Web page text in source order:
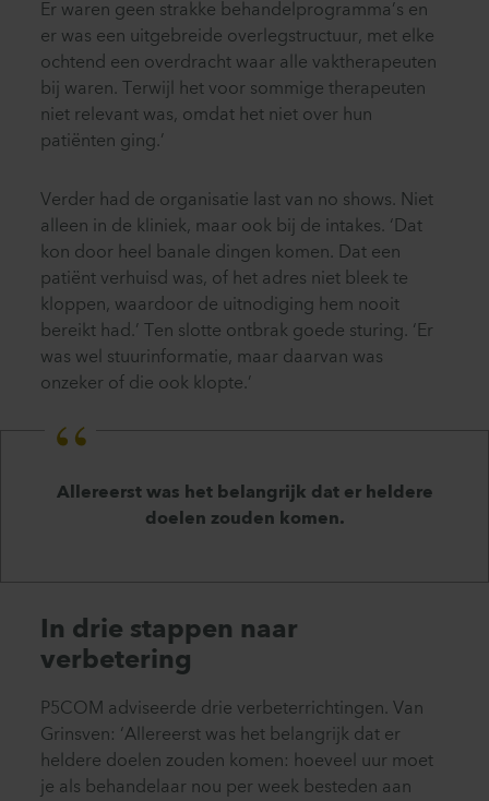
Er waren geen strakke behandelprogramma’s en
er was een uitgebreide overlegstructuur, met elke
ochtend een overdracht waar alle vaktherapeuten
bij waren. Terwijl het voor sommige therapeuten
niet relevant was, omdat het niet over hun
patiënten ging.’
Verder had de organisatie last van no shows. Niet
alleen in de kliniek, maar ook bij de intakes. ‘Dat
kon door heel banale dingen komen. Dat een
patiënt verhuisd was, of het adres niet bleek te
kloppen, waardoor de uitnodiging hem nooit
bereikt had.’ Ten slotte ontbrak goede sturing. ‘Er
was wel stuurinformatie, maar daarvan was
onzeker of die ook klopte.’
Allereerst was het belangrijk dat er heldere
doelen zouden komen.
In drie stappen naar
verbetering
P5COM adviseerde drie verbeterrichtingen. Van
Grinsven: ‘Allereerst was het belangrijk dat er
heldere doelen zouden komen: hoeveel uur moet
je als behandelaar nou per week besteden aan